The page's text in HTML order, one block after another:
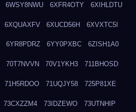
6WSY8NWU 6XFR4OTY 6XIHLDTU
6XQUAXFV 6XUCD56H 6XVXTC5I
6YR8PDRZ 6YY0PXBC 6ZISH1A0
70T7NVVN 70V1YKH3 711BHOSD
71H5RDOO 71UQJY58 725P81XE
73CXZZM4 73IDZEWO 73UTNHIP